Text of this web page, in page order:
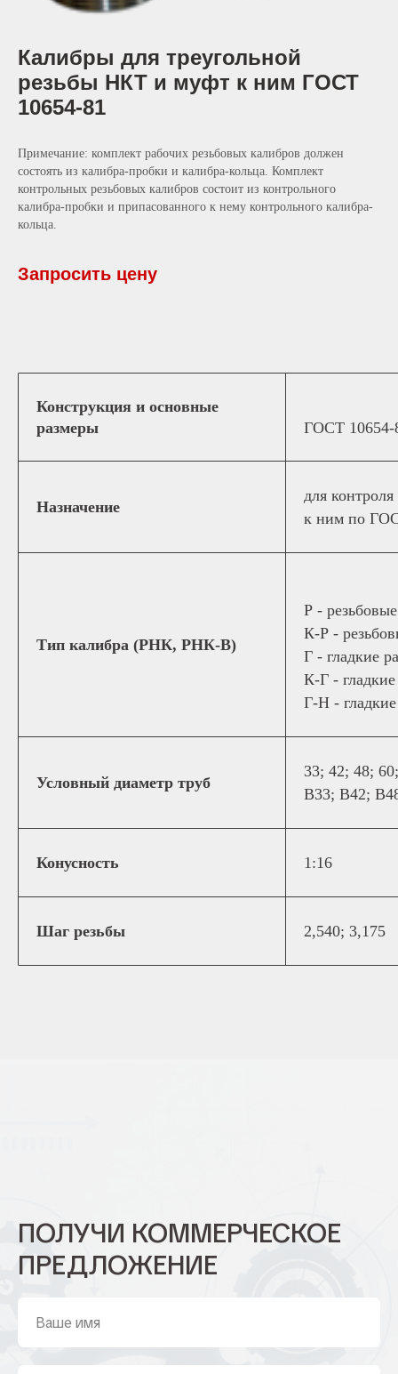
Калибры для треугольной
резьбы НКТ и муфт к ним ГОСТ
10654-81
Примечание: комплект рабочих резьбовых калибров должен
состоять из калибра-пробки и калибра-кольца. Комплект
контрольных резьбовых калибров состоит из контрольного
калибра-пробки и припасованного к нему контрольного калибра-
кольца.
Запросить цену
Конструкция и основные
размеры
ГОСТ 10654-
Назначение
для
к ним по
Тип калибра (РНК, РНК-В)
Р -
К-Р -
Г - гладкие
К-Г -
Г-Н -
Условный диаметр труб
33; 42; 48;
В33; В42;
Конусность 1:16
Шаг резьбы 2,540; 3,175
ПОЛУЧИ КОММЕРЧЕСКОЕ
ПРЕДЛОЖЕНИЕ